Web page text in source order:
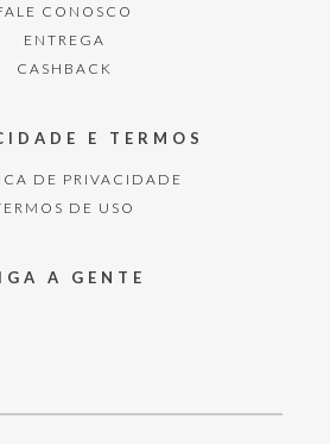
CONOSCO
ENTREGA
CASHBACK
E TERMOS
DE PRIVACIDADE
DE USO
A GENTE